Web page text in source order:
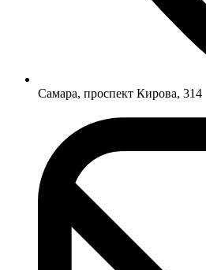
Самара, проспект Кирова, 314